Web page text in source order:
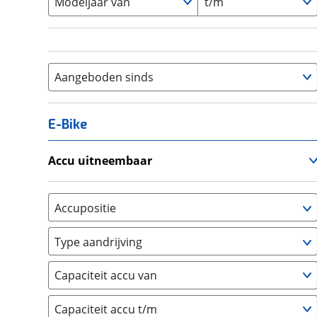
Aangeboden sinds
E-Bike
Accu uitneembaar
Nee, vast (0)
Accupositie
Bagagedrager (0)
Frame (0 )
Vloer (0
Achterbank (0)
Kofferbak (0)
Type aandrijving
Achterwiel (0)
Trapas
Voorwiel
Capaciteit accu van
Capaciteit accu t/m